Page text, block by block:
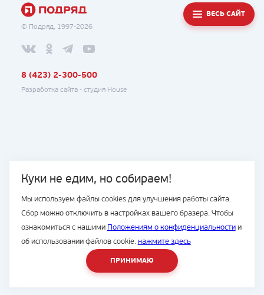
Куки не едим, но собираем!
Мы используем файлы cookies для улучшения работы сайта.
Сбор можно отключить в настройках вашего бразера. Чтобы
ознакомиться с нашими Положениям о конфиденциальностии
об использовании файлов cookie. нажмите здесь
ПРИНИМАЮ
© Подряд, 1997-2026
ВЕСЬ САЙТ
8 (423) 2-300-500
Разработка сайта - студия House